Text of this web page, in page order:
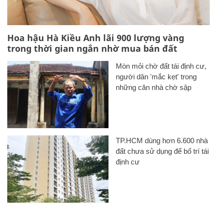
Hoa hậu Hà Kiều Anh lãi 900 lượng vàng
trong thời gian ngắn nhờ mua bán đất
Mòn mỏi chờ đất tái định cư,
người dân 'mắc kẹt' trong
những căn nhà chờ sập
TP.HCM dùng hơn 6.600 nhà
đất chưa sử dụng để bố trí tái
định cư